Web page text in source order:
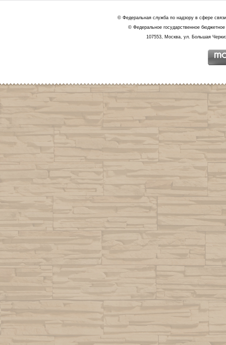
© Федеральная служба по надзору в сфере
© Федеральное государственное
107553, Москва, ул. Большая